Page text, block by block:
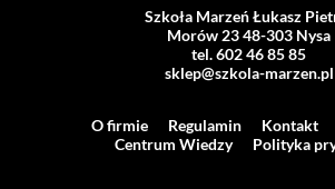
Szkoła Marzeń Łukasz
Morów 23 48-303 Nysa
tel. 602 46 85 85
sklep@szkola-marzen.pl
O firmie Regulamin Kontakt
Centrum Wiedzy
Polityka